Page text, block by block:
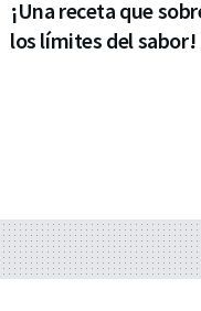
¡Una receta que
los límites del sabor!